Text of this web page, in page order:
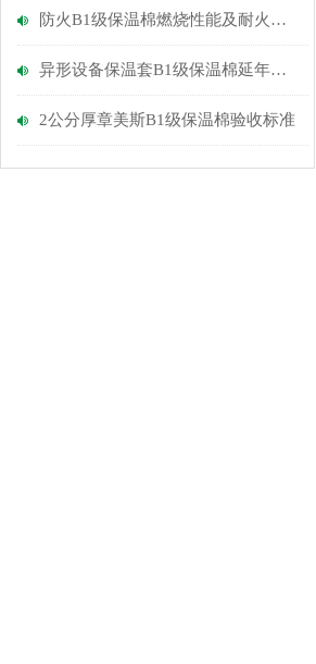
防火B1级保温棉燃烧性能及耐火极限
异形设备保温套B1级保温棉延年长寿常包维修
2公分厚章美斯B1级保温棉验收标准